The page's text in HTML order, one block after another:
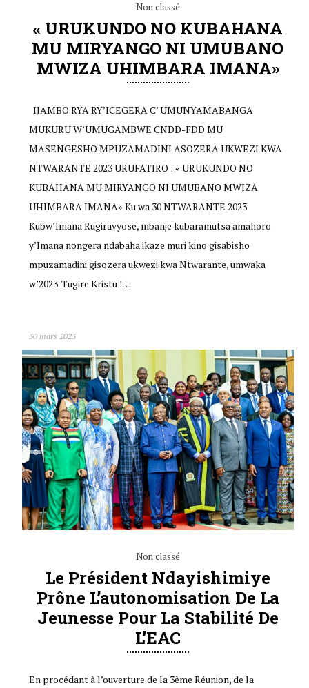
Non classé
« URUKUNDO NO KUBAHANA
MU MIRYANGO NI UMUBANO
MWIZA UHIMBARA IMANA»
IJAMBO RYA RY’ICEGERA C’ UMUNYAMABANGA
MUKURU W’UMUGAMBWE CNDD-FDD MU
MASENGESHO MPUZAMADINI ASOZERA UKWEZI KWA
NTWARANTE 2023 URUFATIRO : « URUKUNDO NO
KUBAHANA MU MIRYANGO NI UMUBANO MWIZA
UHIMBARA IMANA» Ku wa 30 NTWARANTE 2023
Kubw’Imana Rugiravyose, mbanje kubaramutsa amahoro
y’Imana nongera ndabaha ikaze muri kino gisabisho
mpuzamadini gisozera ukwezi kwa Ntwarante, umwaka
w’2023. Tugire Kristu !…
30 mars 2023
Non classé
Le Président Ndayishimiye
Prône L’autonomisation De La
Jeunesse Pour La Stabilité De
L’EAC
En procédant à l’ouverture de la 3ème Réunion, de la